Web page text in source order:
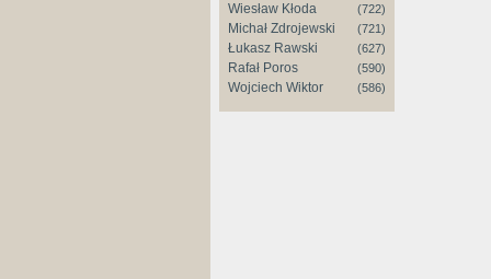
Wiesław Kłoda (722)
Michał Zdrojewski (721)
Łukasz Rawski (627)
Rafał Poros (590)
Wojciech Wiktor (586)